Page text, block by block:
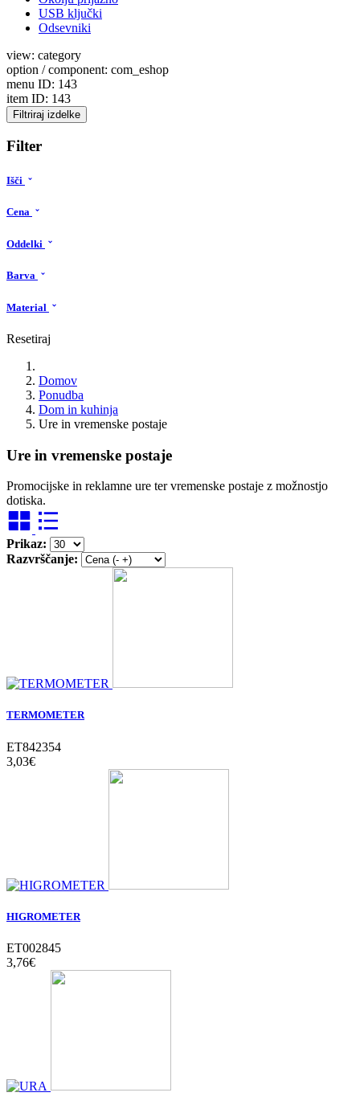
USB ključki
Odsevniki
view: category
option / component: com_eshop
menu ID: 143
item ID: 143
Filtriraj izdelke
Filter
Išči
Cena
Oddelki
Barva
Material
Resetiraj
Domov
Ponudba
Dom in kuhinja
Ure in vremenske postaje
Ure in vremenske postaje
Promocijske in reklamne ure ter vremenske postaje z možnostjo
dotiska.
Prikaz:
Razvrščanje:
TERMOMETER
ET842354
3,03‎€
HIGROMETER
ET002845
3,76‎€